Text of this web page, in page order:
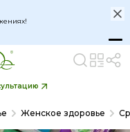
Женское здоровье